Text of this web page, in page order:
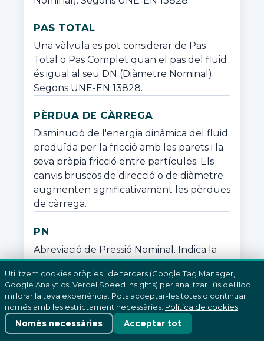
PAS TOTAL
Una vàlvula es pot considerar de Pas
Total o Pas Complet quan el pas del fluid
és igual al seu DN (Diàmetre Nominal).
Segons UNE-EN 13828.
PÈRDUA DE CÀRREGA
Disminució de l'energia dinàmica del fluid
produïda per la fricció amb les parets i la
seva pròpia fricció entre partícules. Els
canvis bruscos de direcció o de diàmetre
augmenten significativament les pèrdues
de càrrega.
PN
Abreviació de Pressió Nominal. Indica la
pressió interior màxima de treball en
condicions de temperatura ambient i
pressió exterior atmosfèrica. El límit de
pressió de treball és una corba que
decreix en funció de l'augment de
temperatura. L'aplicació correcta d'una
Utilitzem cookies pròpies i de tercers (Google Tag Manager,
Google Analytics, Vercel Speed Insights) per analitzar l'ús del lloc i
millorar la teva experiència. Pots acceptar-les totes o continuar
només amb les estrictament necessàries. Política de cookies
Només necessàries
Acceptar tot